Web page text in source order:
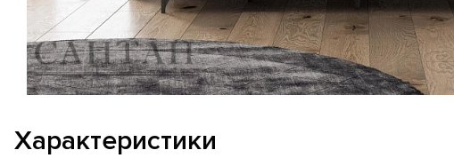
Характеристики